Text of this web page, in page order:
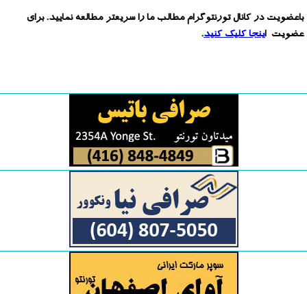
باعضویت در کانال تورنتوگرام مطالب ما را سریعتر مطالعه نمایید. برای
عضویت اینجا کلیک کنید.